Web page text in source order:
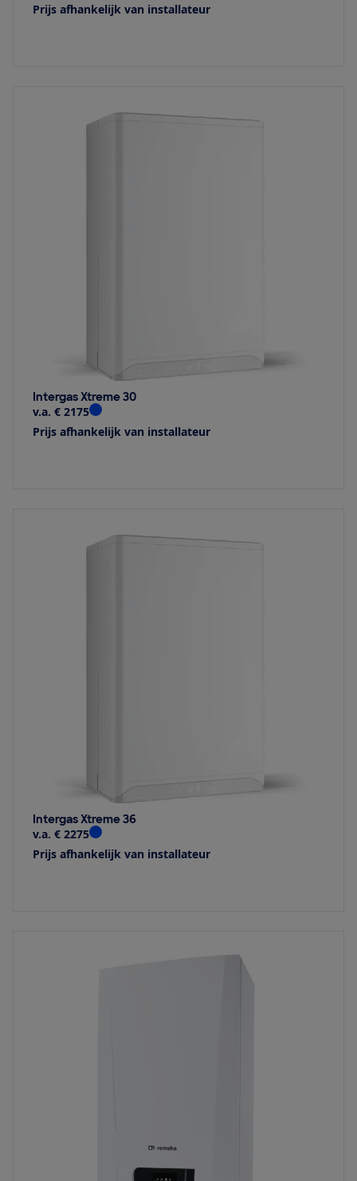
Prijs afhankelijk van installateur
Intergas Xtreme 30
v.a. € 2175
Prijs afhankelijk van installateur
Intergas Xtreme 36
v.a. € 2275
Prijs afhankelijk van installateur